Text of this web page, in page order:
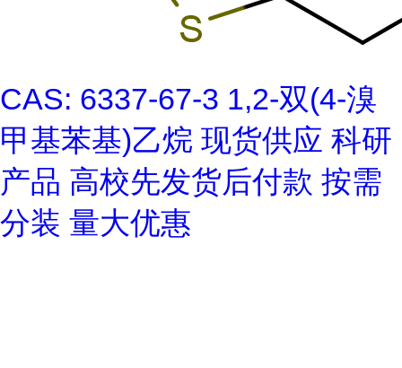
CAS: 6337-67-3 1,2-双(4-溴
甲基苯基)乙烷 现货供应 科研
产品 高校先发货后付款 按需
分装 量大优惠